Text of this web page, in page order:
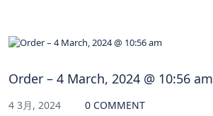
Order – 4 March, 2024 @ 10:56 am
4 3月, 2024 0 COMMENT